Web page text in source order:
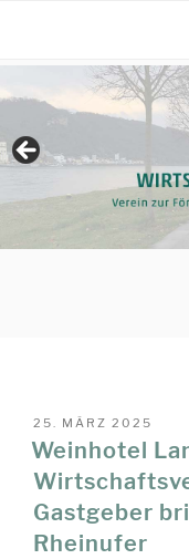
springen
VERÖFFENTLICHT
AM
25. MÄRZ 2025
Weinhotel
Gastgeber
Rheinufer